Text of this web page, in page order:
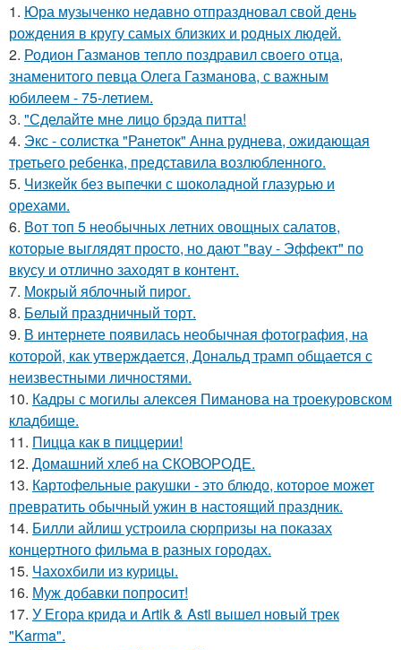
1. Юра музыченко недавно отпраздновал свой день
рождения в кругу самых близких и родных людей.
2. Родион Газманов тепло поздравил своего отца,
знаменитого певца Олега Газманова, с важным
юбилеем - 75-летием.
3. "Сделайте мне лицо брэда питта!
4. Экс - солистка "Ранеток" Анна руднева, ожидающая
третьего ребенка, представила возлюбленного.
5. Чизкейк без выпечки с шоколадной глазурью и
орехами.
6. Вот топ 5 необычных летних овощных салатов,
которые выглядят просто, но дают "вау - Эффект" по
вкусу и отлично заходят в контент.
7. Мокрый яблочный пирог.
8. Белый праздничный торт.
9. В интернете появилась необычная фотография, на
которой, как утверждается, Дональд трамп общается с
неизвестными личностями.
10. Кадры с могилы алексея Пиманова на троекуровском
кладбище.
11. Пицца как в пиццерии!
12. Домашний хлеб на СКОВОРОДЕ.
13. Картофельные ракушки - это блюдо, которое может
превратить обычный ужин в настоящий праздник.
14. Билли айлиш устроила сюрпризы на показах
концертного фильма в разных городах.
15. Чахохбили из курицы.
16. Муж добавки попросит!
17. У Егора крида и Artik & Asti вышел новый трек
"Karma".